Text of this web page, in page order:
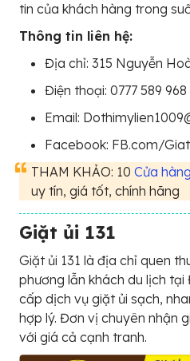
tin của khách hàng trong
Thông tin liên hệ:
Địa chỉ: 315 Nguyễn
Điện thoại: 0777 589 968
Email:
Facebook: FB.com/
THAM KHẢO: 10 Cửa
uy tín, giá tốt, chính hãng
Giặt ủi 131
Giặt ủi 131 là địa chỉ quen
phương lẫn khách du lịch
cấp dịch vụ giặt ủi sạch,
hợp lý. Đơn vị chuyên nhận
với giá cả cạnh tranh.